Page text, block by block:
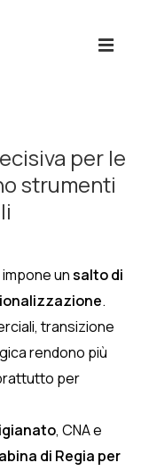
per le
strumenti
unsalto di
.
transizione
rendono più
per
, CNA e
di Regia per